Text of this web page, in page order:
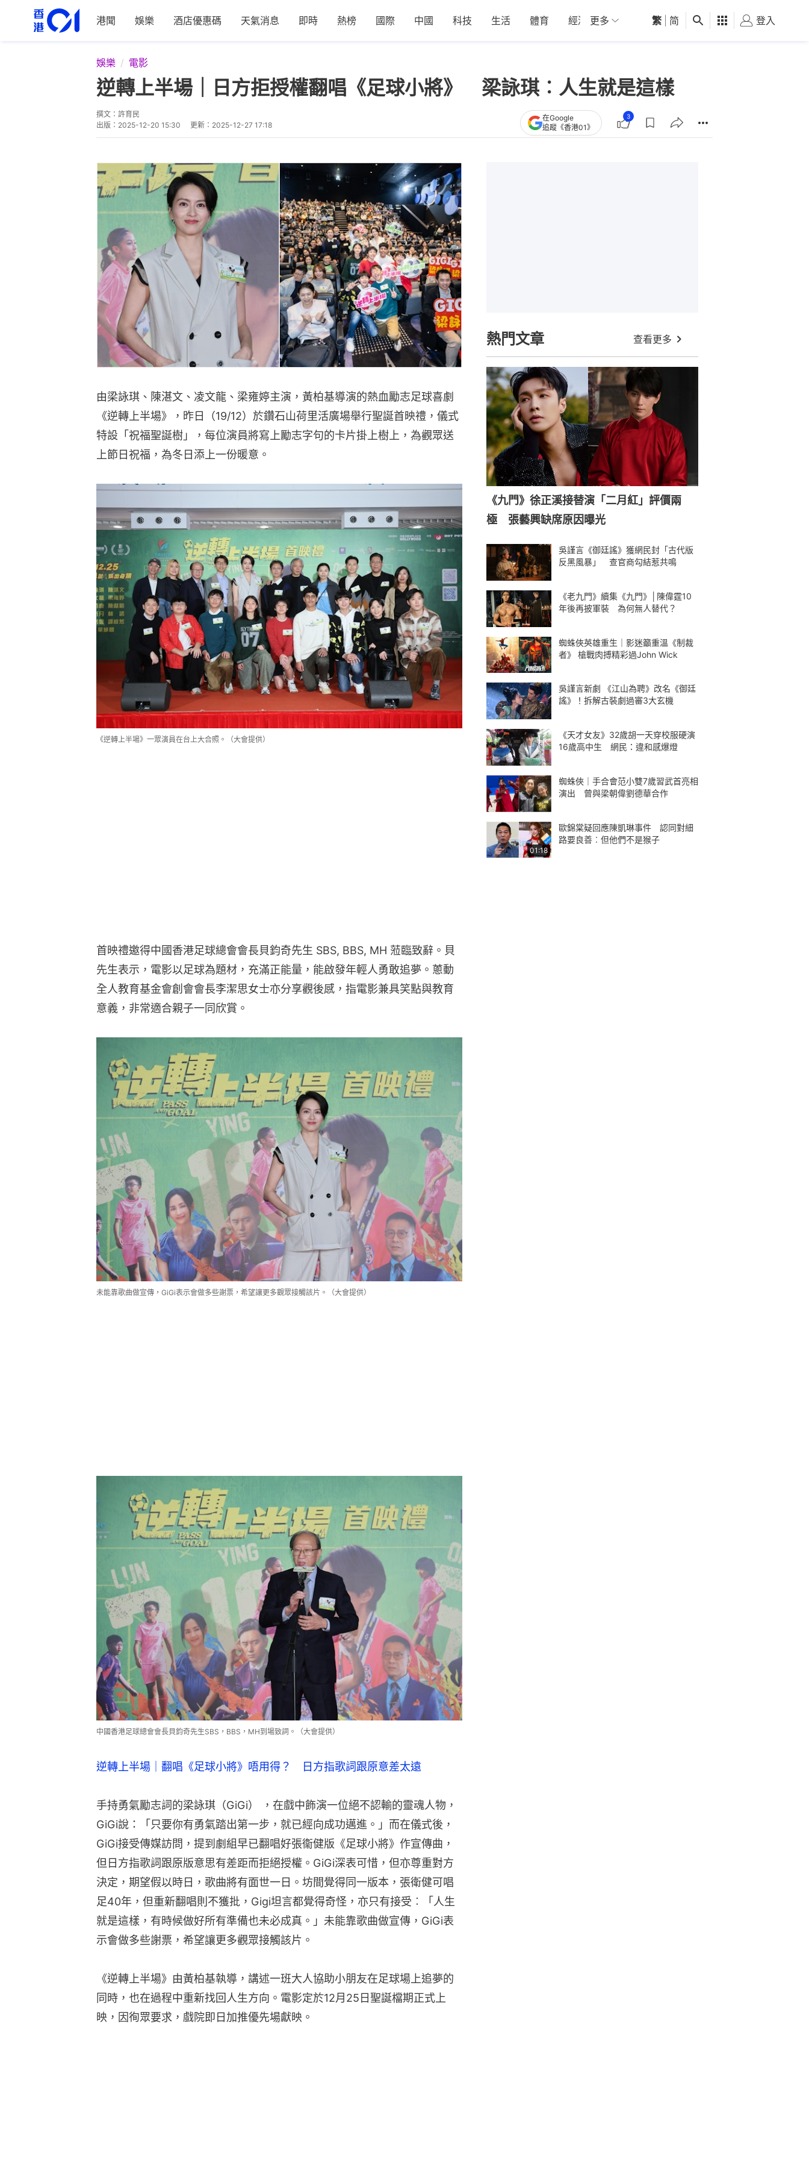
港聞 娛樂 酒店優惠碼 天氣消息 即時 熱榜 國際 中國 科技 生活 體育 經濟 01深圳 觀點 健康 好食玩飛
更多 繁 简 登入
娛樂 電影
逆轉上半場｜日方拒授權翻唱《足球小將》 梁詠琪︰人生就是這樣
撰文： 許育民
出版： 2025-12-20 15:30 更新： 2025-12-27 17:18
在Google
追蹤《香港01》
3
由梁詠琪、陳湛文、凌文龍、梁雍婷主演，黃柏基導演的熱血勵志足球喜劇
《逆轉上半場》，昨日（19/12）於鑽石山荷里活廣場舉行聖誕首映禮，儀式
特設「祝福聖誕樹」，每位演員將寫上勵志字句的卡片掛上樹上，為觀眾送
上節日祝福，為冬日添上一份暖意。
《逆轉上半場》一眾演員在台上大合照。（大會提供）
首映禮邀得中國香港足球總會會長貝鈞奇先生 SBS, BBS, MH 蒞臨致辭。貝
先生表示，電影以足球為題材，充滿正能量，能啟發年輕人勇敢追夢。蔥動
全人教育基金會創會會長李潔思女士亦分享觀後感，指電影兼具笑點與教育
意義，非常適合親子一同欣賞。
未能靠歌曲做宣傳，GiGi表示會做多些謝票，希望讓更多觀眾接觸該片。（大會提供）
中國香港足球總會會長貝鈞奇先生SBS，BBS，MH到場致詞。（大會提供）
逆轉上半場｜翻唱《足球小將》唔用得？　日方指歌詞跟原意差太遠
手持勇氣勵志詞的梁詠琪（GiGi） ，在戲中飾演一位絕不認輸的靈魂人物，
GiGi說：「只要你有勇氣踏出第一步，就已經向成功邁進。」而在儀式後，
GiGi接受傳媒訪問，提到劇組早已翻唱好張衞健版《足球小將》作宣傳曲，
但日方指歌詞跟原版意思有差距而拒絕授權。GiGi深表可惜，但亦尊重對方
決定，期望假以時日，歌曲將有面世一日。坊間覺得同一版本，張衛健可唱
足40年，但重新翻唱則不獲批，Gigi坦言都覺得奇怪，亦只有接受︰「人生
就是這樣，有時候做好所有準備也未必成真。」未能靠歌曲做宣傳，GiGi表
示會做多些謝票，希望讓更多觀眾接觸該片。
《逆轉上半場》由黃柏基執導，講述一班大人協助小朋友在足球場上追夢的
同時，也在過程中重新找回人生方向。電影定於12月25日聖誕檔期正式上
映，因徇眾要求，戲院即日加推優先場獻映。
熱門文章 查看更多
《九門》徐正溪接替演「二月紅」評價兩
極 張藝興缺席原因曝光
吳謹言《御廷謠》獲網民封「古代版
反黑風暴」 查官商勾結惹共鳴
《老九門》續集《九門》│陳偉霆10
年後再披軍裝 為何無人替代？
蜘蛛俠英雄重生｜影迷籲重溫《制裁
者》 槍戰肉搏精彩過John Wick
吳謹言新劇 《江山為聘》改名《御廷
謠》！拆解古裝劇過審3大玄機
《天才女友》32歲胡一天穿校服硬演
16歲高中生 網民：違和感爆燈
蜘蛛俠｜手合會范小雙7歲習武首亮相
演出 曾與梁朝偉劉德華合作
01:18
歐錦棠疑回應陳凱琳事件 認同對細
路要良善︰但他們不是猴子